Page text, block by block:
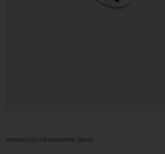
Home›Colori›Bombolette Spray